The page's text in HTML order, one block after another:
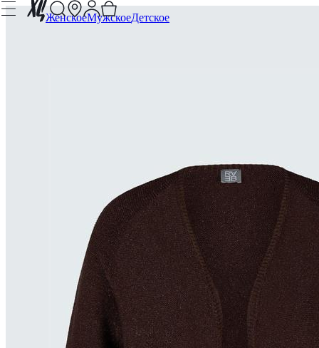
ЖенскоеМужскоеДетское